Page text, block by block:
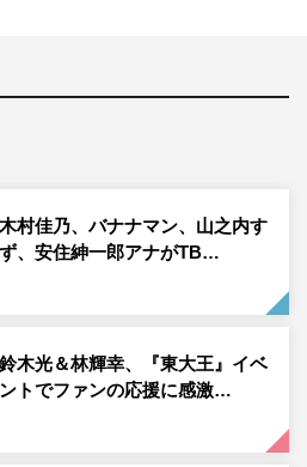
ナウンサー、そして17人のTBS
界を実現するために目指して
ら1問ずつ出題される。東大王
与えられ、チーム全員が正解
合得点が高いチームが優勝とな
木村佳乃、バナナマン、山之内す
ず、安住紳一郎アナがTB…
鈴木光＆林輝幸、『東大王』イベ
ントでファンの応援に感激…